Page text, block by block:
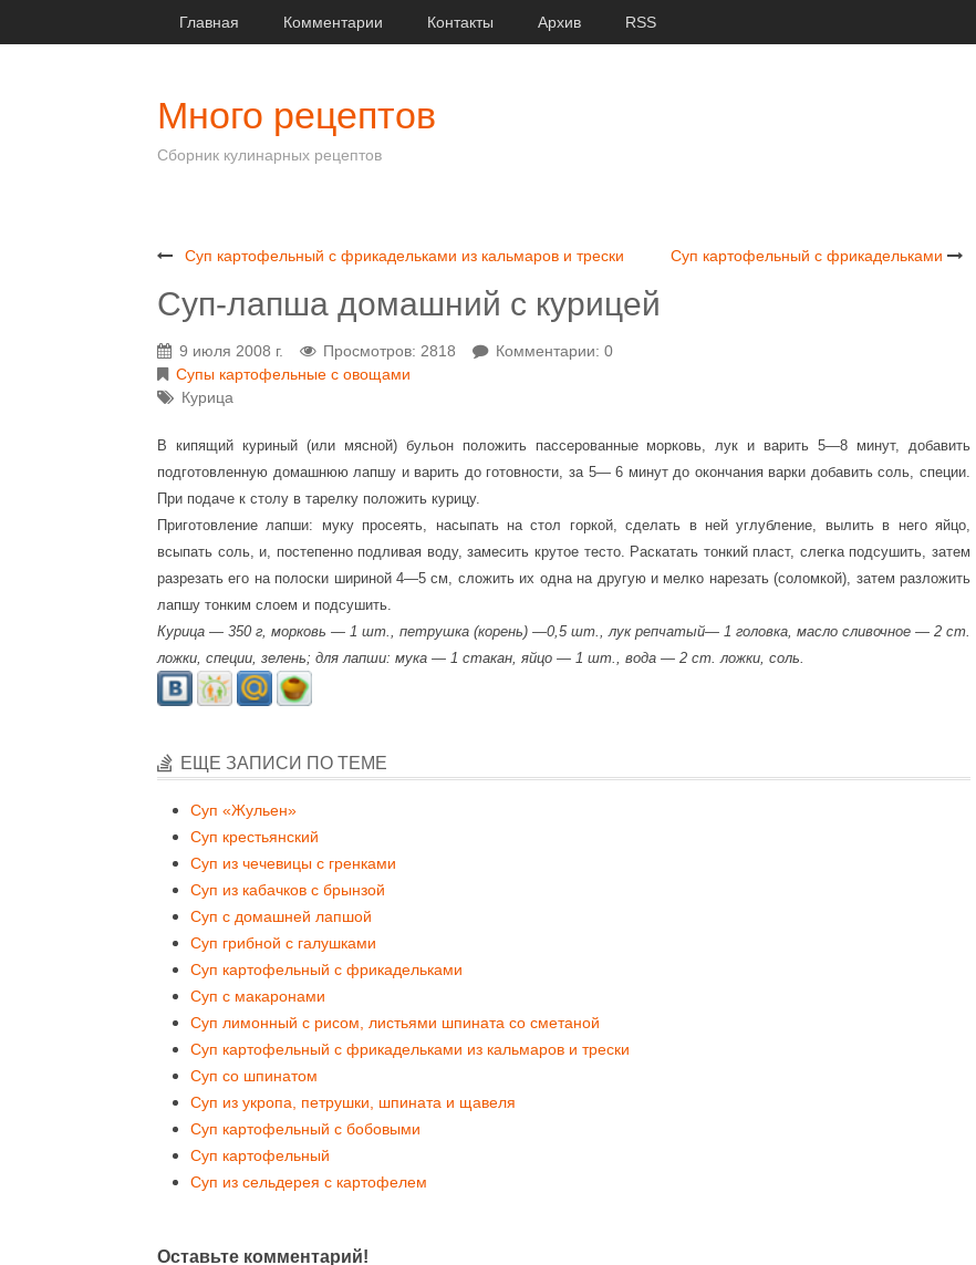
Главная Комментарии Контакты Архив RSS
Много рецептов
Сборник кулинарных рецептов
Суп картофельный с фрикадельками из кальмаров и трески Суп картофельный с фрикадельками
Суп-лапша домашний с курицей
9 июля 2008 г. Просмотров: 2818
Комментарии: 0
Супы картофельные с овощами
Курица
В кипящий куриный (или мясной) бульон положить пассерованные морковь, лук и варить 5—8 минут, добавить
подготовленную домашнюю лапшу и варить до готовности, за 5— 6 минут до окончания варки добавить соль, специи.
При подаче к столу в тарелку положить курицу.
Приготовление лапши: муку просеять, насыпать на стол горкой, сделать в ней углубление, вылить в него яйцо,
всыпать соль, и, постепенно подливая воду, замесить крутое тесто. Раскатать тонкий пласт, слегка подсушить, затем
разрезать его на полоски шириной 4—5 см, сложить их одна на другую и мелко нарезать (соломкой), затем разложить
лапшу тонким слоем и подсушить.
Курица — 350 г, морковь — 1 шт., петрушка (корень) —0,5 шт., лук репчатый— 1 головка, масло сливочное — 2 ст.
ложки, специи, зелень; для лапши: мука — 1 стакан, яйцо — 1 шт., вода — 2 ст. ложки, соль.
ЕЩЕ ЗАПИСИ ПО ТЕМЕ
Суп «Жульен»
Суп крестьянский
Суп из чечевицы с гренками
Суп из кабачков с брынзой
Суп с домашней лапшой
Суп грибной с галушками
Суп картофельный с фрикадельками
Суп с макаронами
Суп лимонный с рисом, листьями шпината со сметаной
Суп картофельный с фрикадельками из кальмаров и трески
Суп со шпинатом
Суп из укропа, петрушки, шпината и щавеля
Суп картофельный с бобовыми
Суп картофельный
Суп из сельдерея с картофелем
Оставьте комментарий!